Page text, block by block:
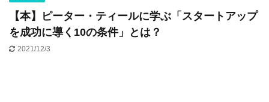
【本】ピーター・ティールに学ぶ「スタートアップ
を成功に導く10の条件」とは？
2021/12/3